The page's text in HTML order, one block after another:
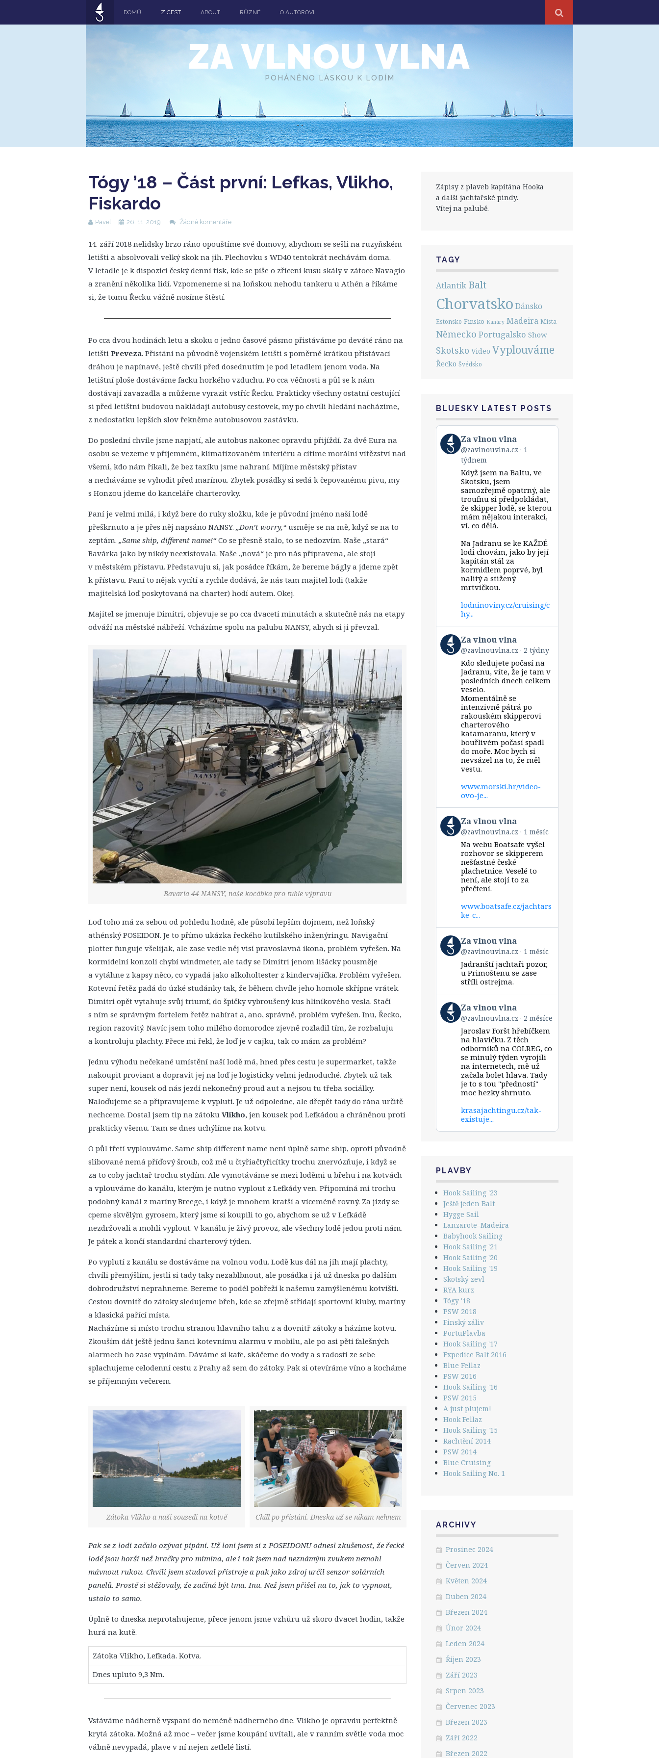
DOMŮ Z CEST ABOUT RŮZNÉ O AUTOROVI
ZA VLNOU VLNA
POHÁNĚNO LÁSKOU K LODÍM
Tógy ’18 – Část první: Lefkas, Vlikho,
Fiskardo
Pavel 26. 11. 2019 Žádné komentáře
14. září 2018 nelidsky brzo ráno opouštíme své domovy, abychom se sešli na ruzyňském
letišti a absolvovali velký skok na jih. Plechovku s WD40 tentokrát nechávám doma.
V letadle je k dispozici český denní tisk, kde se píše o zřícení kusu skály v zátoce Navagio
a zranění několika lidí. Vzpomeneme si na loňskou nehodu tankeru u Athén a říkáme
si, že tomu Řecku vážně nosíme štěstí.
Po cca dvou hodinách letu a skoku o jedno časové pásmo přistáváme po deváté ráno na
letišti Preveza. Přistání na původně vojenském letišti s poměrně krátkou přistávací
dráhou je napínavé, ještě chvíli před dosednutím je pod letadlem jenom voda. Na
letištní ploše dostáváme facku horkého vzduchu. Po cca věčnosti a půl se k nám
dostávají zavazadla a můžeme vyrazit vstříc Řecku. Prakticky všechny ostatní cestující
si před letištní budovou nakládají autobusy cestovek, my po chvíli hledání nacházíme,
z nedostatku lepších slov řekněme autobusovou zastávku.
Do poslední chvíle jsme napjatí, ale autobus nakonec opravdu přijíždí. Za dvě Eura na
osobu se vezeme v příjemném, klimatizovaném interiéru a cítíme morální vítězství nad
všemi, kdo nám říkali, že bez taxíku jsme nahraní. Míjíme městský přístav
a necháváme se vyhodit před marínou. Zbytek posádky si sedá k čepovanému pivu, my
s Honzou jdeme do kanceláře charterovky.
Paní je velmi milá, i když bere do ruky složku, kde je původní jméno naší lodě
přeškrnuto a je přes něj napsáno NANSY. „Don’t worry,“usměje se na mě, když se na to
zeptám. „Same ship, different name!“Co se přesně stalo, to se nedozvím. Naše „stará“
Bavárka jako by nikdy neexistovala. Naše „nová“ je pro nás připravena, ale stojí
v městském přístavu. Představuju si, jak posádce říkám, že bereme bágly a jdeme zpět
k přístavu. Paní to nějak vycítí a rychle dodává, že nás tam majitel lodi (takže
majitelská loď poskytovaná na charter) hodí autem. Okej.
Majitel se jmenuje Dimitri, objevuje se po cca dvaceti minutách a skutečně nás na etapy
odváží na městské nábřeží. Vcházíme spolu na palubu NANSY, abych si ji převzal.
Bavaria 44 NANSY, naše kocábka pro tuhle výpravu
Loď toho má za sebou od pohledu hodně, ale působí lepším dojmem, než loňský
athénský POSEIDON. Je to přímo ukázka řeckého kutilského inženýringu. Navigační
plotter funguje všelijak, ale zase vedle něj visí pravoslavná ikona, problém vyřešen. Na
kormidelní konzoli chybí windmeter, ale tady se Dimitri jenom lišácky pousměje
a vytáhne z kapsy něco, co vypadá jako alkoholtester z kindervajíčka. Problém vyřešen.
Kotevní řetěz padá do úzké studánky tak, že během chvíle jeho homole skřípne vrátek.
Dimitri opět vytahuje svůj triumf, do špičky vybroušený kus hliníkového vesla. Stačí
s ním se správným fortelem řetěz nabírat a, ano, správně, problém vyřešen. Inu, Řecko,
region razovitý. Navíc jsem toho milého domorodce zjevně rozladil tím, že rozbaluju
a kontroluju plachty. Přece mi řekl, že loď je v cajku, tak co mám za problém?
Jednu výhodu nečekané umístění naší lodě má, hned přes cestu je supermarket, takže
nakoupit proviant a dopravit jej na loď je logisticky velmi jednoduché. Zbytek už tak
super není, kousek od nás jezdí nekonečný proud aut a nejsou tu třeba sociálky.
Naloďujeme se a připravujeme k vyplutí. Je už odpoledne, ale dřepět tady do rána určitě
nechceme. Dostal jsem tip na zátoku Vlikho, jen kousek pod Lefkádou a chráněnou proti
prakticky všemu. Tam se dnes uchýlíme na kotvu.
O půl třetí vyplouváme. Same ship different name není úplně same ship, oproti původně
slibované nemá příďový šroub, což mě u čtyřiačtyřicítky trochu znervózňuje, i když se
za to coby jachtař trochu stydím. Ale vymotáváme se mezi loděmi u břehu i na kotvách
a vplouváme do kanálu, kterým je nutno vyplout z Lefkády ven. Připomíná mi trochu
podobný kanál z maríny Breege, i když je mnohem kratší a víceméně rovný. Za jízdy se
cpeme skvělým gyrosem, který jsme si koupili to go, abychom se už v Lefkádě
nezdržovali a mohli vyplout. V kanálu je živý provoz, ale všechny lodě jedou proti nám.
Je pátek a končí standardní charterový týden.
Po vyplutí z kanálu se dostáváme na volnou vodu. Lodě kus dál na jih mají plachty,
chvíli přemýšlím, jestli si tady taky nezablbnout, ale posádka i já už dneska po dalším
dobrodružství neprahneme. Bereme to podél pobřeží k našemu zamýšlenému kotvišti.
Cestou dovnitř do zátoky sledujeme břeh, kde se zřejmě střídají sportovní kluby, maríny
a klasická pařící místa.
Nacházíme si místo trochu stranou hlavního tahu z a dovnitř zátoky a házíme kotvu.
Zkouším dát ještě jednu šanci kotevnímu alarmu v mobilu, ale po asi pěti falešných
alarmech ho zase vypínám. Dáváme si kafe, skáčeme do vody a s radostí ze sebe
splachujeme celodenní cestu z Prahy až sem do zátoky. Pak si otevíráme víno a kocháme
se příjemným večerem.
Zátoka Vlikho a naši sousedi na kotvě Chill po přistání. Dneska už se nikam nehnem
Pak se z lodi začalo ozývat pípání. Už loni jsem si z POSEIDONU odnesl zkušenost, že řecké
lodě jsou horší než hračky pro mimina, ale i tak jsem nad neznámým zvukem nemohl
mávnout rukou. Chvíli jsem studoval přístroje a pak jako zdroj určil senzor solárních
panelů. Prostě si stěžovaly, že začíná být tma. Inu. Než jsem přišel na to, jak to vypnout,
ustalo to samo.
Úplně to dneska neprotahujeme, přece jenom jsme vzhůru už skoro dvacet hodin, takže
hurá na kutě.
Zátoka Vlikho, Lefkada. Kotva.
Dnes upluto 9,3 Nm.
Vstáváme nádherně vyspaní do neméně nádherného dne. Vlikho je opravdu perfektně
krytá zátoka. Možná až moc – večer jsme koupání uvítali, ale v ranním světle voda moc
vábně nevypadá, plave v ní nejen zetlelé listí.
Zápisy z plaveb kapitána Hooka
a další jachtařské pindy.
Vítej na palubě.
TAGY
Atlantik Balt
Chorvatsko Dánsko
Estonsko Finsko Kanáry Madeira Místa
Německo Portugalsko Show
Skotsko Video Vyplouváme
Řecko Švédsko
BLUESKY LATEST POSTS
View
post
by
Bluesky
Za vlnou vlna
@zavlnouvlna.cz
1
týdnem
Když jsem na Baltu, ve
Skotsku, jsem
samozřejmě opatrný, ale
troufnu si předpokládat,
že skipper lodě, se kterou
mám nějakou interakci,
ví, co dělá.
Na Jadranu se ke KAŽDÉ
lodi chovám, jako by její
kapitán stál za
kormidlem poprvé, byl
nalitý a stižený
mrtvičkou.
lodninoviny.cz/cruising/c
hy...
View
post
by
Bluesky
Za vlnou vlna
@zavlnouvlna.cz 2 týdny
Kdo sledujete počasí na
Jadranu, víte, že je tam v
posledních dnech celkem
veselo.
Momentálně se
intenzivně pátrá po
rakouském skipperovi
charterového
katamaranu, který v
bouřlivém počasí spadl
do moře. Moc bych si
nevsázel na to, že měl
vestu.
www.morski.hr/video-
ovo-je...
View
post
by
Bluesky
Za vlnou vlna
@zavlnouvlna.cz 1 měsíc
Na webu Boatsafe vyšel
rozhovor se skipperem
nešťastné české
plachetnice. Veselé to
není, ale stojí to za
přečtení.
www.boatsafe.cz/jachtars
ke-c...
View
post
by
Bluesky
Za vlnou vlna
@zavlnouvlna.cz 1 měsíc
Jadranští jachtaři pozor,
u Primoštenu se zase
stříli ostrejma.
View
post
by
Bluesky
Za vlnou vlna
@zavlnouvlna.cz 2 měsíce
Jaroslav Foršt hřebíčkem
na hlavičku. Z těch
odborníků na COLREG, co
se minulý týden vyrojili
na internetech, mě už
začala bolet hlava. Tady
je to s tou "předností"
moc hezky shrnuto.
krasajachtingu.cz/tak-
existuje...
PLAVBY
Hook Sailing '23
Ještě jeden Balt
Hygge Sail
Lanzarote–Madeira
Babyhook Sailing
Hook Sailing '21
Hook Sailing '20
Hook Sailing '19
Skotský zevl
RYA kurz
Tógy '18
PSW 2018
Finský záliv
PortuPlavba
Hook Sailing '17
Expedice Balt 2016
Blue Fellaz
PSW 2016
Hook Sailing '16
PSW 2015
A just plujem!
Hook Fellaz
Hook Sailing '15
Rachtění 2014
PSW 2014
Blue Cruising
Hook Sailing No. 1
ARCHIVY
Prosinec 2024
Červen 2024
Květen 2024
Duben 2024
Březen 2024
Únor 2024
Leden 2024
Říjen 2023
Září 2023
Srpen 2023
Červenec 2023
Březen 2023
Září 2022
Březen 2022